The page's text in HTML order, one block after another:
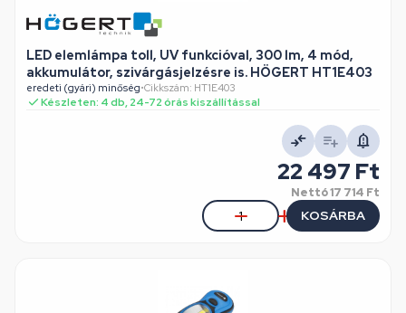
LED elemlámpa toll, UV funkcióval, 300 lm, 4 mód,
akkumulátor, szivárgásjelzésre is. HÖGERT HT1E403
eredeti (gyári) minőség•Cikkszám: HT1E403
Készleten: 4 db, 24-72 órás kiszállítással
22 497 Ft
Nettó17 714 Ft
KOSÁRBA